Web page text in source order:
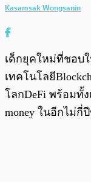
Kasamsak Wongsanin
เด็กยุคใหม่ที่ชอบ
เทคโนโลยี
โลกDeFi พร้อมทั้
money ในอีกไม่กี่